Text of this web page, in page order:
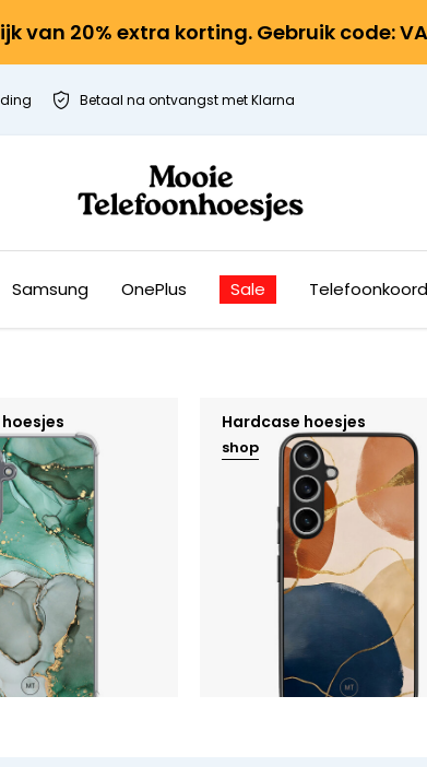
van 20% extra korting. Gebruik code:
Betaal na ontvangst met Klarna
Samsung OnePlus Sale
Hardcase hoesjes
shop